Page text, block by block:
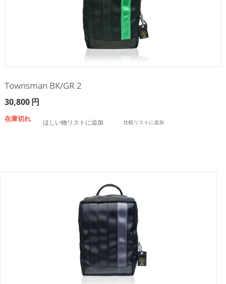
Townsman BK/GR 2
30,800円
在庫切れ ほしい物リストに追加 比較リストに追加